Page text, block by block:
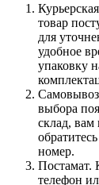
товар
для
удобное
упаковку
выбора
склад, вам
номер.
Постамат.
телефон